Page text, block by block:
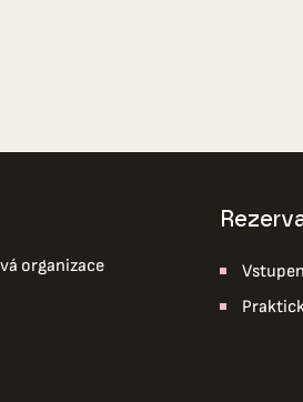
organizace